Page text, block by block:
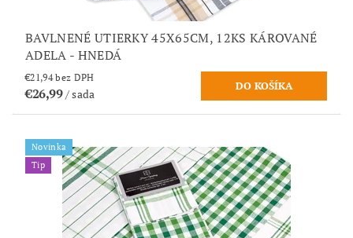
BAVLNENÉ UTIERKY 45X65CM, 12KS KÁROVANÉ
ADELA - HNEDÁ
€21,94 bez DPH
€26,99/ sada
Novinka
Tip